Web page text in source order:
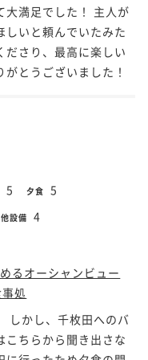
大満足でした！ 主人が
しいと頼んでいたみた
ださり、最高に楽しい
とうございました！
5 夕食 5
設備 4
るオーシャンビュー
処
しかし、千枚田へのバ
こちらから聞き出さな